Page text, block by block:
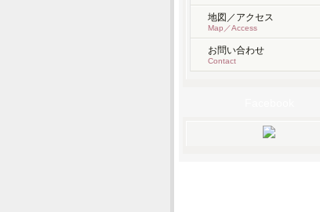
地図／アクセス
Map／Access
お問い合わせ
Contact